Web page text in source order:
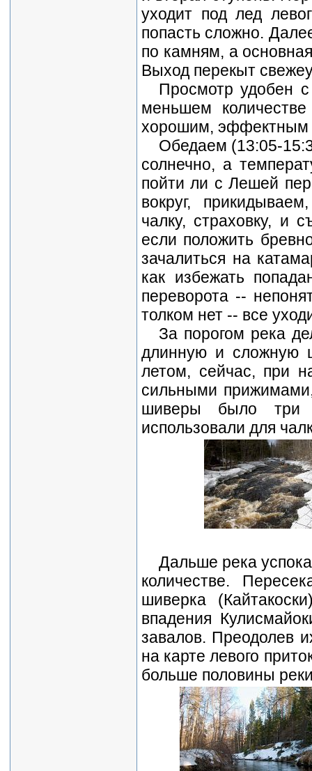
уходит под лед
попасть сложно.
по камням, а
Выход перекыт
Просмотр удобен
меньшем
хорошим, эффектным
Обедаем (13:05-
солнечно, а
пойти ли с Лешей
вокруг,
чалку, страховку, и
если положить
зачалиться на
как избежать
переворота --
толком нет -- все
За порогом река
длинную и сложную
летом, сейчас, при
сильными
шиверы было три
использовали для
Дальше река
количестве.
шиверка
впадения
завалов. Преодолев
на карте левого
больше половины